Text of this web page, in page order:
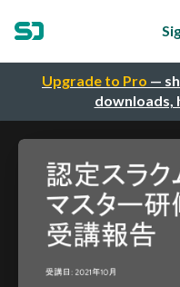
Upgrade to Pro —
downloads,